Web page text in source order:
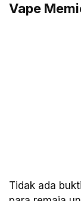
Vape
Tidak ada